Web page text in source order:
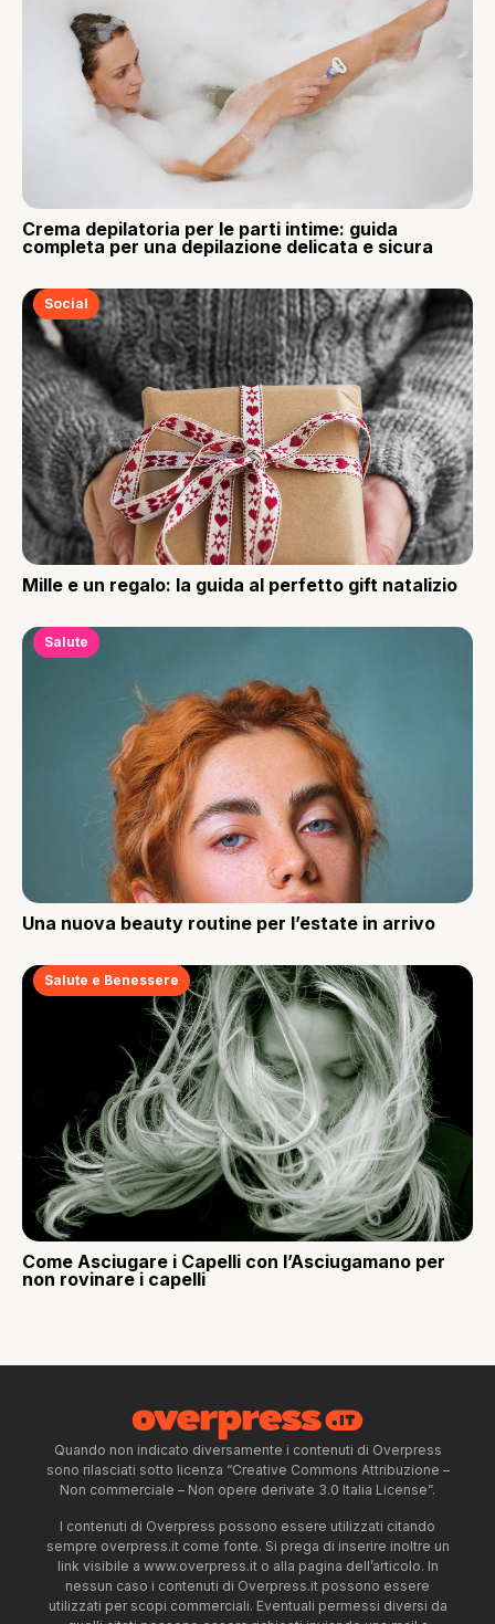
Crema depilatoria per le parti intime: guida
completa per una depilazione delicata e sicura
Social
Mille e un regalo: la guida al perfetto gift natalizio
Salute
Una nuova beauty routine per l’estate in arrivo
Salute e Benessere
Come Asciugare i Capelli con l’Asciugamano per
non rovinare i capelli
Quando non indicato diversamente i contenuti di Overpress
sono rilasciati sotto licenza “Creative Commons Attribuzione –
Non commerciale – Non opere derivate 3.0 Italia License”.
I contenuti di Overpress possono essere utilizzati citando
sempre overpress.it come fonte. Si prega di inserire inoltre un
link visibile a www.overpress.it o alla pagina dell’articolo. In
nessun caso i contenuti di Overpress.it possono essere
utilizzati per scopi commerciali. Eventuali permessi diversi da